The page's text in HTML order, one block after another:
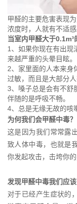
甲醛的主要危害表现
浓度时，人就有不适感
当室内甲醛大于
1、如果你现在有出现
来越严重的头晕目眩。
2、家里面的人本来身
过敏，而且是大部分人
3、嗓子总是会有不舒
伴随的是呼吸不畅。
4、总是无缘无故的咳
为何我们会甲醛中毒？
这是因为我们常常露
致人体中毒，也就是
你发起攻击，击垮你的
发现甲醛中毒我们应
对于已经产生症状的